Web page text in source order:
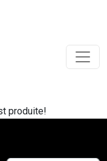
produite!